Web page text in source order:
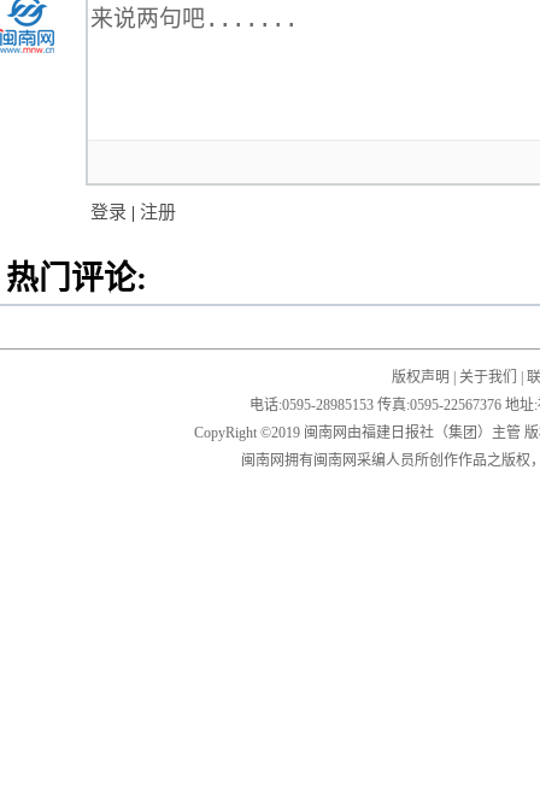
登录 | 注册
热门评论:
版权声明 | 关于我们 |
电话:0595-28985153 传真:0595-22567376 地
CopyRight ©2019 闽南网由福建日报社（集团）主管
闽南网拥有闽南网采编人员所创作作品之版